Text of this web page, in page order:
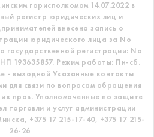
горисполкомом 14.07.2022 в
регистр юридических лиц и
внесена запись о
юридического лица за No
государственной регистрации: No
193635857. Режим работы: Пн-сб.
- выходной Указанные контакты
для связи по вопросам обращения
прав. Уполномоченные по защите
торговли и услуг администрации
+375 17 215-17-40, +375 17 215-
26-26